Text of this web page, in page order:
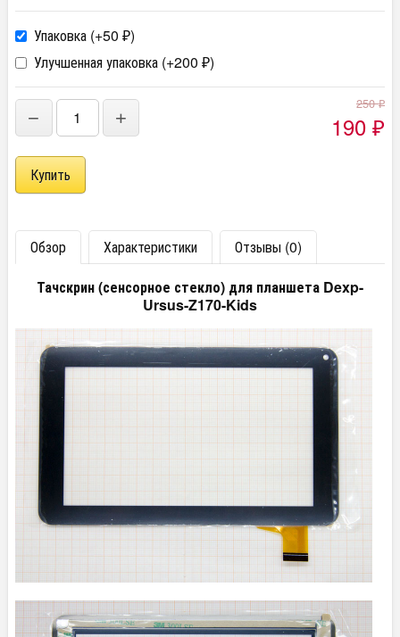
Упаковка (+50 ₽)
Улучшенная упаковка (+200 ₽)
− +
250₽
190 ₽
Обзор Характеристики
Отзывы (0)
Тачскрин (сенсорное стекло) для планшета Dexp-
Ursus-Z170-Kids